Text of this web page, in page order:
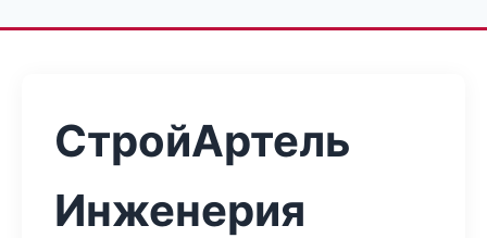
СтройАртель
Инженерия